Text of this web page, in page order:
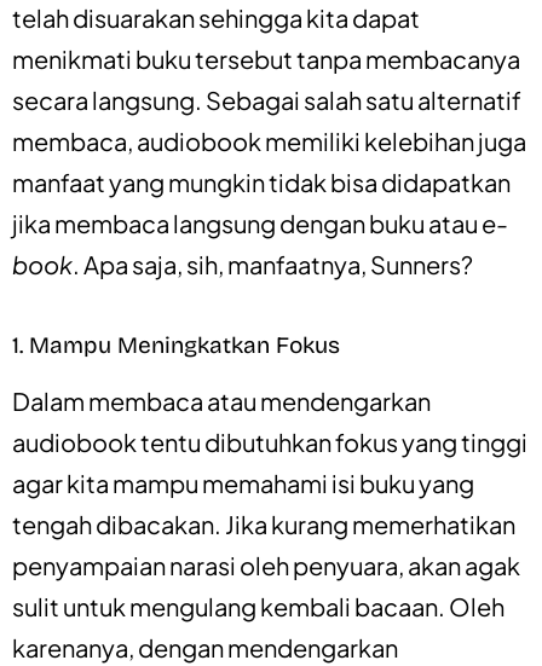
telah disuarakan sehingga kita dapat
menikmati buku tersebut tanpa membacanya
secara langsung. Sebagai salah satu alternatif
membaca, audiobook memiliki kelebihan juga
manfaat yang mungkin tidak bisa didapatkan
jika membaca langsung dengan buku atau e-
book. Apa saja, sih, manfaatnya, Sunners?
1. Mampu Meningkatkan Fokus
Dalam membaca atau mendengarkan
audiobook tentu dibutuhkan fokus yang tinggi
agar kita mampu memahami isi buku yang
tengah dibacakan. Jika kurang memerhatikan
penyampaian narasi oleh penyuara, akan agak
sulit untuk mengulang kembali bacaan. Oleh
karenanya, dengan mendengarkan